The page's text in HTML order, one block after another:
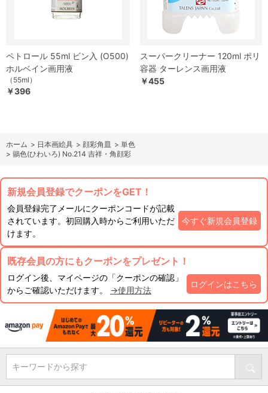
ペトロール 55ml ビン入 (O500)
ホルベイン画用液
（55ml）
￥396
スーパークリーナー 120ml ポリ
容器 ターレンス画用液
￥455
ホーム > 日本画絵具 > 顔彩角皿 > 単色
> 鶸色(ひわいろ) No.214 吉祥・角顔彩
新規会員登録でクーポンをGET！
会員登録完了メールにクーポンコードが記載
されています。初回購入時からご利用いただ
けます。
今すぐ新規会員登録
既存会員の方にもクーポンをプレゼント！
ログイン後、マイページの「クーポンの確認」
からご確認いただけます。 →使用方法
ログインはこちら
キーワードから探す